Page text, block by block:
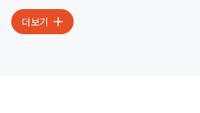
KIKO 계약 분쟁 관련 시중은행 대리
한화 석유화학의 대우조선해양 계약이행보
더보기